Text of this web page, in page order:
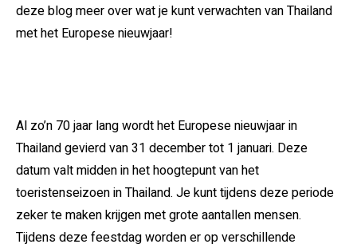
deze blog meer over wat je kunt verwachten van Thailand
met het Europese nieuwjaar!
Al zo’n 70 jaar lang wordt het Europese nieuwjaar in
Thailand gevierd van 31 december tot 1 januari. Deze
datum valt midden in het hoogtepunt van het
toeristenseizoen in Thailand. Je kunt tijdens deze periode
zeker te maken krijgen met grote aantallen mensen.
Tijdens deze feestdag worden er op verschillende